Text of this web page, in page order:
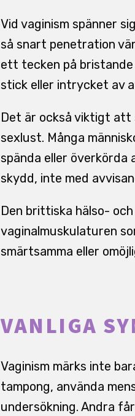
Vid vaginism spänner
så snart penetration
ett tecken på bristande
stick eller intrycket av
Det är också viktigt att
sexlust. Många
spända eller överkörda
skydd, inte med
Den brittiska hälso-
vaginalmuskulaturen
smärtsamma eller
VANLIGA
Vaginism märks inte
tampong, använda
undersökning. Andra